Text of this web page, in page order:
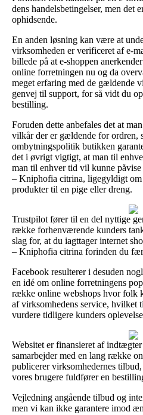
dens handelsbetingelser, men det
ophidsende.
En anden løsning kan være at
virksomheden er verificeret af e-
billede på at e-shoppen
online forretningen nu og da
meget erfaring med de gældende
genvej til support, for så vidt du
bestilling.
Foruden dette anbefales det at
vilkår der er gældende for ordren,
ombytningspolitik butikken
det i øvrigt vigtigt, at man til
man til enhver tid vil kunne
– Kniphofia citrina, ligegyldigt om
produkter til en pige eller dreng.
Trustpilot fører til en del nyttige
række forhenværende kunders
slag for, at du iagttager internet
– Kniphofia citrina forinden du
Facebook resulterer i desuden
en idé om online forretningens
række online webshops hvor folk
af virksomhedens service, hvilket
vurdere tidligere kunders
Websitet er finansieret af
samarbejder med en lang række
publicerer virksomhedernes
vores brugere fuldfører en
Vejledning angående tilbud og
men vi kan ikke garantere imod